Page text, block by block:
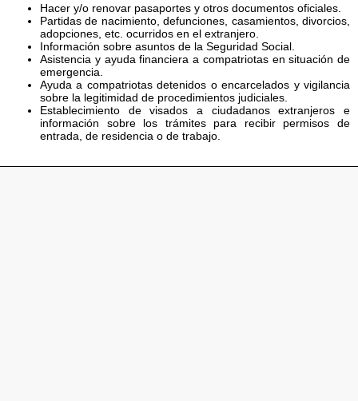
Hacer y/o renovar pasaportes y otros documentos oficiales.
Partidas de nacimiento, defunciones, casamientos, divorcios,
adopciones, etc. ocurridos en el extranjero.
Información sobre asuntos de la Seguridad Social.
Asistencia y ayuda financiera a compatriotas en situación de
emergencia.
Ayuda a compatriotas detenidos o encarcelados y vigilancia
sobre la legitimidad de procedimientos judiciales.
Establecimiento de visados a ciudadanos extranjeros e
información sobre los trámites para recibir permisos de
entrada, de residencia o de trabajo.